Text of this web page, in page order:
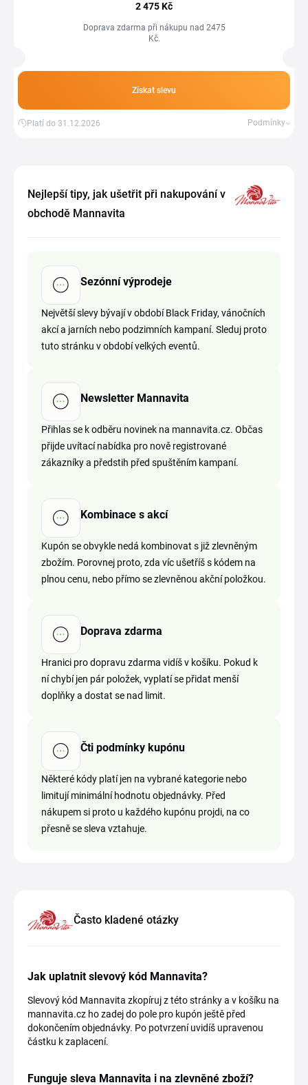
2475 Kč
Doprava zdarma při nákupu nad 2475
Kč.
Získat slevu
Platí do 31.12.2026 Podmínky
Nejlepší tipy, jak ušetřit při nakupování v
obchodě Mannavita
Sezónní výprodeje
Největší slevy bývají v období Black Friday, vánočních
akcí a jarních nebo podzimních kampaní. Sleduj proto
tuto stránku v období velkých eventů.
Newsletter Mannavita
Přihlas se k odběru novinek na mannavita.cz. Občas
přijde uvítací nabídka pro nově registrované
zákazníky a předstih před spuštěním kampaní.
Kombinace s akcí
Kupón se obvykle nedá kombinovat s již zlevněným
zbožím. Porovnej proto, zda víc ušetříš s kódem na
plnou cenu, nebo přímo se zlevněnou akční položkou.
Doprava zdarma
Hranici pro dopravu zdarma vidíš v košíku. Pokud k
ní chybí jen pár položek, vyplatí se přidat menší
doplňky a dostat se nad limit.
Čti podmínky kupónu
Některé kódy platí jen na vybrané kategorie nebo
limitují minimální hodnotu objednávky. Před
nákupem si proto u každého kupónu projdi, na co
přesně se sleva vztahuje.
Často kladené otázky
Jak uplatnit slevový kód Mannavita?
Slevový kód Mannavita zkopíruj z této stránky a v košíku na
mannavita.cz ho zadej do pole pro kupón ještě před
dokončením objednávky. Po potvrzení uvidíš upravenou
částku k zaplacení.
Funguje sleva Mannavita i na zlevněné zboží?